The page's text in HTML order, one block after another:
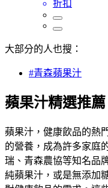
折扣
大部分的人也搜：
#青森蘋果汁
蘋果汁精選推
蘋果汁，健康飲品的熱
的營養，成為許多家庭
瑞、青森農協等知名品
純蘋果汁，或是無添加